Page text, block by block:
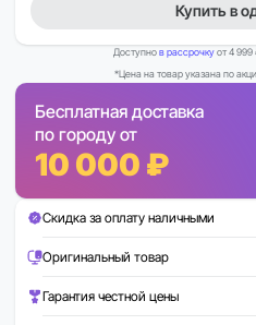
Купить в
Доступнов рассрочкуот 4 999
*Цена на товар указана по
Бесплатная доставка
по городу от
10 000 ₽
Скидка за оплату наличными
Оригинальный товар
Гарантия честной цены